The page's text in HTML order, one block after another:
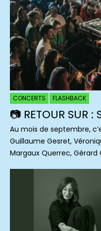
CONCERTS FLASHBACK
📷 RETOUR SUR :
Au mois de septembre,
Guillaume Gesret,
Margaux Querrec,